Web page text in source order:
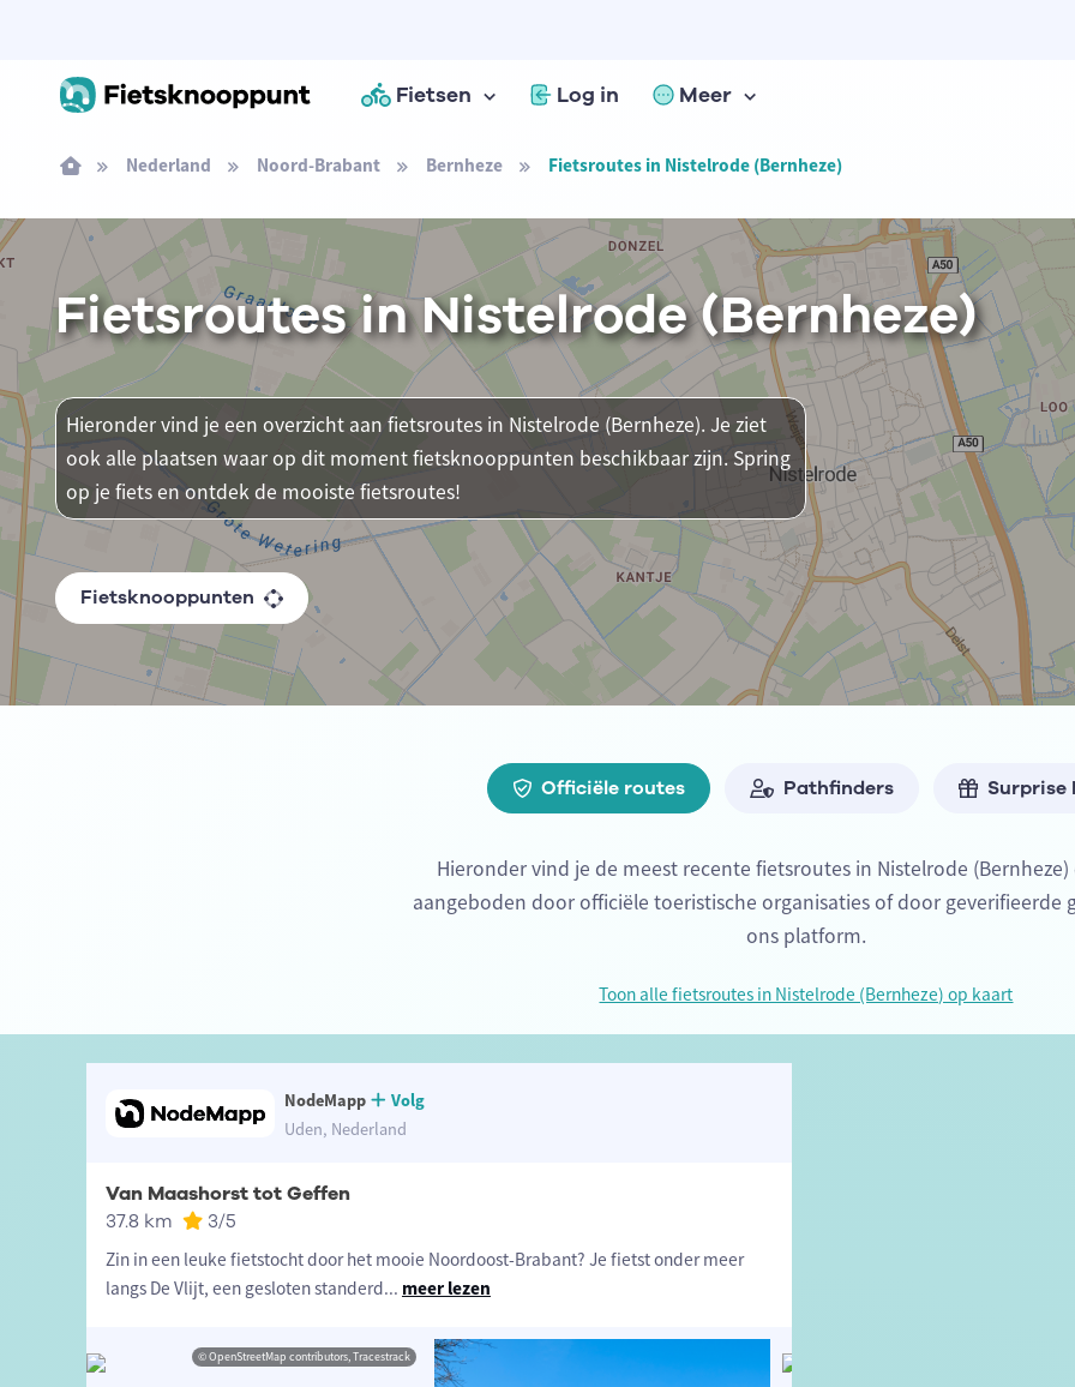
Fietsen Log in Meer
Nederland Noord-Brabant Bernheze Fietsroutes in Nistelrode (Bernheze)
Fietsroutes in Nistelrode (Bernheze)
Hieronder vind je een overzicht aan fietsroutes in Nistelrode (Bernheze). Je ziet
ook alle plaatsen waar op dit moment fietsknooppunten beschikbaar zijn. Spring
op je fiets en ontdek de mooiste fietsroutes!
Fietsknooppunten
Officiële routes Pathfinders Surprise
Hieronder vind je de meest recente fietsroutes in Nistelrode
aangeboden door officiële toeristische organisaties of door geverifieerde
ons platform.
Toon alle fietsroutes in Nistelrode (Bernheze) op kaart
NodeMapp
Volg
Uden, Nederland
Van Maashorst tot Geffen
37.8 km 3/5
Zin in een leuke fietstocht door het mooie Noordoost-Brabant? Je fietst onder meer
langs De Vlijt, een gesloten standerd... meer lezen
© OpenStreetMap contributors, Tracestrack